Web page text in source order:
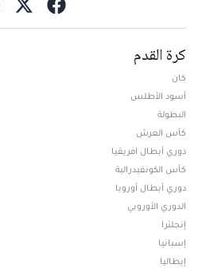
كرة القدم
كان
أسود الأطلس
البطولة
كأس العرش
دوري أبطال افريقيا
كأس الكونفيدرالية
دوري أبطال أوروبا
الدوري الأوروبي
إنجلترا
إسبانيا
إيطاليا